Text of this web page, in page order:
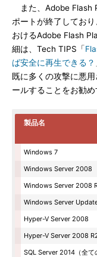
また、Adobe Flash
ポートが終了してお
おけるAdobe Flash
細は、Tech TIPS「
ば安全に再生できる？
既に多くの攻撃に悪
ールすることをお勧め
製品名
Windows 7
Windows Server 2008
Windows Server 2008
Windows Server
Hyper-V Server 2008
Hyper-V Server 2008
SQL Server 2014（全て